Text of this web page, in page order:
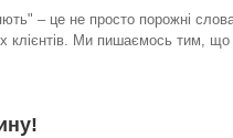
– це не просто порожні
клієнтів. Ми пишаємось тим, що